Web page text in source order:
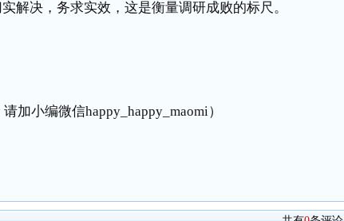
解决，务求实效，这是衡量调研成败的标尺。
加小编微信happy_happy_maomi）